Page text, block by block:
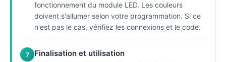
fonctionnement du module LED. Les couleurs
doivent s'allumer selon votre programmation. Si ce
n'est pas le cas, vérifiez les connexions et le code.
7 Finalisation et utilisation